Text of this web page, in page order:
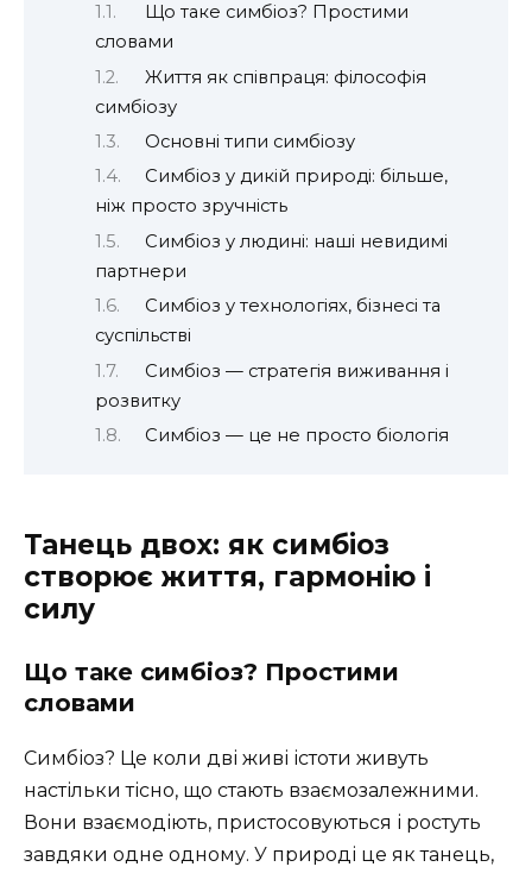
Що таке симбіоз? Простими
словами
Життя як співпраця: філософія
симбіозу
Основні типи симбіозу
Симбіоз у дикій природі: більше,
ніж просто зручність
Симбіоз у людині: наші невидимі
партнери
Симбіоз у технологіях, бізнесі та
суспільстві
Симбіоз — стратегія виживання і
розвитку
Симбіоз — це не просто біологія
Танець двох: як симбіоз
створює життя, гармонію і
силу
Що таке симбіоз? Простими
словами
Симбіоз? Це коли дві живі істоти живуть
настільки тісно, що стають взаємозалежними.
Вони взаємодіють, пристосовуються і ростуть
завдяки одне одному. У природі це як танець,